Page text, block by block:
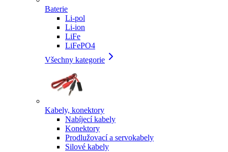
Baterie
Li-pol
Li-ion
LiFe
LiFePO4
Všechny kategorie
Kabely, konektory
Nabíjecí kabely
Konektory
Prodlužovací a servokabely
Silové kabely